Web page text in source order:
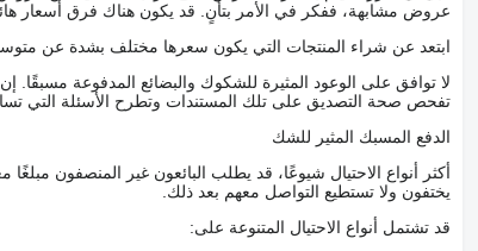
عروض مشابهة، ففكر في الأمر بتأنٍ. قد يكون هناك فرق أسعار
ابتعد عن شراء المنتجات التي يكون سعرها مختلف بشدة عن
لا توافق على الوعود المثيرة للشكوك والبضائع المدفوعة
تفحص صحة التصديق على تلك المستندات وتطرح الأسئلة التي
الدفع المسبك المثير للشك
أكثر أنواع الاحتيال شيوعًا، قد يطلب البائعون غير المنصفون
يختفون ولا تستطيع التواصل معهم بعد ذلك.
قد تشتمل أنواع الاحتيال المتنوعة على: